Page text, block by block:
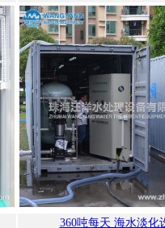
360吨每天 海水淡化